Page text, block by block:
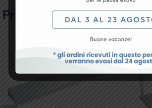
Prodotti Correlati